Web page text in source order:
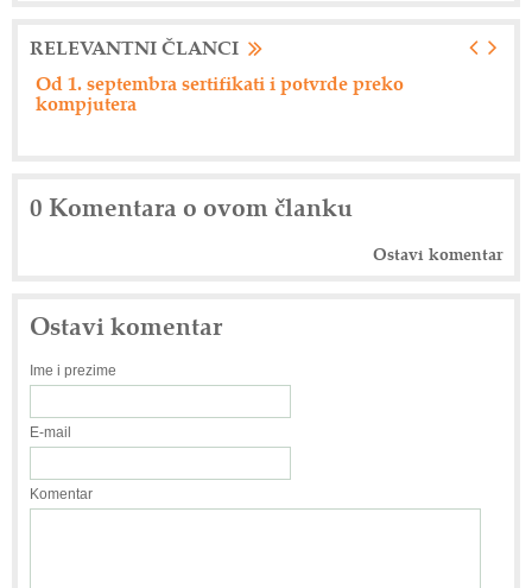
RELEVANTNI ČLANCI
Nemački "Eberspacher" održao dan dobavljača
0 Komentara o ovom članku
Ostavi komentar
Ostavi komentar
Ime i prezime
E-mail
Komentar